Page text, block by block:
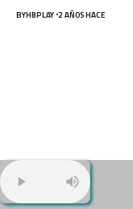
BYHBPLAY 2 AÑOS HACE